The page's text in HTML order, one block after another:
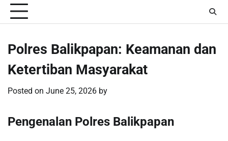
Polres Balikpapan: Keamanan dan
Ketertiban Masyarakat
Posted on June 25, 2026 by
Pengenalan Polres Balikpapan